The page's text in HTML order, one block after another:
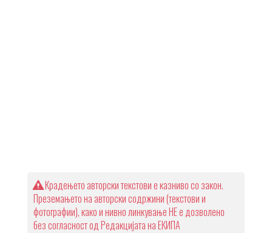
Крадењето авторски текстови е казниво со закон.
Преземањето на авторски содржини (текстови и
фотографии), како и нивно линкување НЕ е дозволено
без согласност од Редакцијата на ЕКИПА